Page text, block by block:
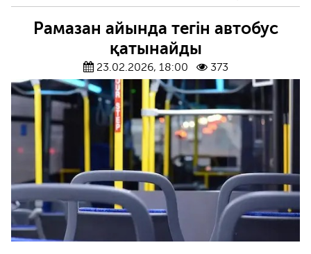
Рамазан айында тегін автобус
қатынайды
23.02.2026, 18:00 373